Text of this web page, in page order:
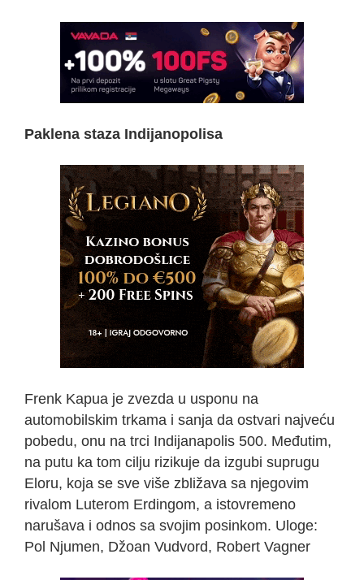
Paklena staza Indijanopolisa
Frenk Kapua je zvezda u usponu na
automobilskim trkama i sanja da ostvari najveću
pobedu, onu na trci Indijanapolis 500. Međutim,
na putu ka tom cilju rizikuje da izgubi suprugu
Eloru, koja se sve više zbližava sa njegovim
rivalom Luterom Erdingom, a istovremeno
narušava i odnos sa svojim posinkom. Uloge:
Pol Njumen, Džoan Vudvord, Robert Vagner